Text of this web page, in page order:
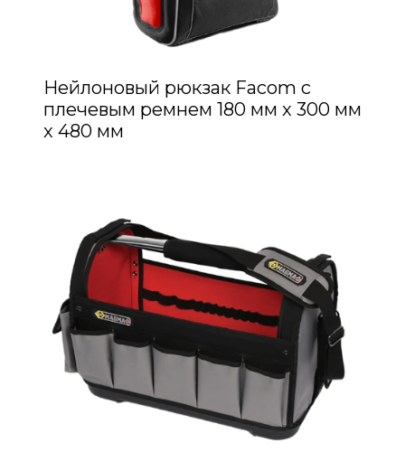
Нейлоновый рюкзак Facom с
плечевым ремнем 180 мм x 300 мм
x 480 мм